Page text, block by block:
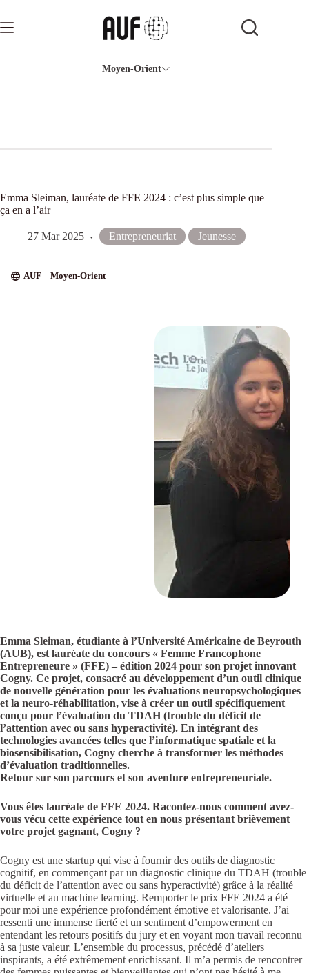
contenu
Moyen-Orient
Emma Sleiman, lauréate de FFE 2024 : c’est plus simple que
ça en a l’air
27 Mar 2025 Entrepreneuriat Jeunesse
AUF – Moyen-Orient
Emma Sleiman, étudiante à l’Université Américaine de Beyrouth
(AUB), est lauréate du concours « Femme Francophone
Entrepreneure » (FFE) – édition 2024 pour son projet innovant
Cogny. Ce projet, consacré au développement d’un outil clinique
de nouvelle génération pour les évaluations neuropsychologiques
et la neuro-réhabilitation, vise à créer un outil spécifiquement
conçu pour l’évaluation du TDAH (trouble du déficit de
l’attention avec ou sans hyperactivité). En intégrant des
technologies avancées telles que l’informatique spatiale et la
biosensibilisation, Cogny cherche à transformer les méthodes
d’évaluation traditionnelles.
Retour sur son parcours et son aventure entrepreneuriale.
Vous êtes lauréate de FFE 2024. Racontez-nous comment avez-
vous vécu cette expérience tout en nous présentant brièvement
votre projet gagnant, Cogny ?
Cogny est une startup qui vise à fournir des outils de diagnostic
cognitif, en commençant par un diagnostic clinique du TDAH (trouble
du déficit de l’attention avec ou sans hyperactivité) grâce à la réalité
virtuelle et au machine learning. Remporter le prix FFE 2024 a été
pour moi une expérience profondément émotive et valorisante. J’ai
ressenti une immense fierté et un sentiment d’empowerment en
entendant les retours positifs du jury et en voyant mon travail reconnu
à sa juste valeur. L’ensemble du processus, précédé d’ateliers
inspirants, a été extrêmement enrichissant. Il m’a permis de rencontrer